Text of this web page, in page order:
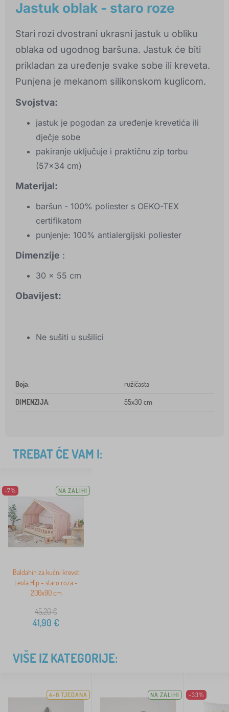
Jastuk oblak - staro roze
Stari rozi dvostrani ukrasni jastuk u obliku
oblaka od ugodnog baršuna. Jastuk će biti
prikladan za uređenje svake sobe ili kreveta.
Punjena je mekanom silikonskom kuglicom.
Svojstva:
jastuk je pogodan za uređenje krevetića ili
dječje sobe
pakiranje uključuje i praktičnu zip torbu
(57x34 cm)
Materijal:
baršun - 100% poliester s OEKO-TEX
certifikatom
punjenje: 100% antialergijski poliester
Dimenzije :
30 x 55 cm
Obavijest:
Ne sušiti u sušilici
Boja: ružičasta
DIMENZIJA: 55x30 cm
TREBAT ĆE VAM I:
-7% NA ZALIHI
Baldahin za kućni krevet
Leola Hip - staro roza -
200x90 cm
45,20€
41,90 €
VIŠE IZ KATEGORIJE:
4-6 TJEDANA NA ZALIHI -33%